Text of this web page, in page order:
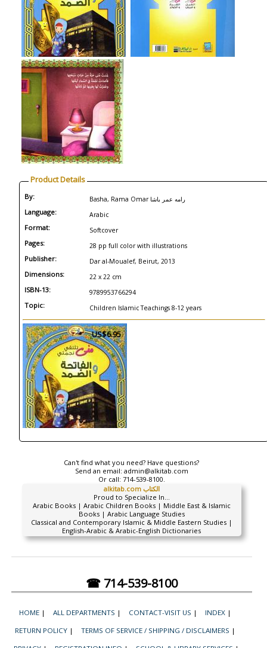
Product Details
By: Basha, Rama Omar رامه عمر باشا
Language: Arabic
Format: Softcover
Pages: 28 pp full color with illustrations
Publisher: Dar al-Moualef, Beirut, 2013
Dimensions: 22 x 22 cm
ISBN-13: 9789953766294
Topic: Children Islamic Teachings 8-12 years
US$6.95
Can't find what you need? Have questions?
Send an email: admin@alkitab.com
Or call: 714-539-8100.
alkitab.com الكتاب
Proud to Specialize In...
Arabic Books | Arabic Children Books | Middle East & Islamic
Books | Arabic Language Studies
Classical and Contemporary Islamic & Middle Eastern Studies |
English-Arabic & Arabic-English Dictionaries
☎ 714-539-8100
HOME | ALL DEPARTMENTS | CONTACT-VISIT US | INDEX |
RETURN POLICY | TERMS OF SERVICE / SHIPPING / DISCLAIMERS |